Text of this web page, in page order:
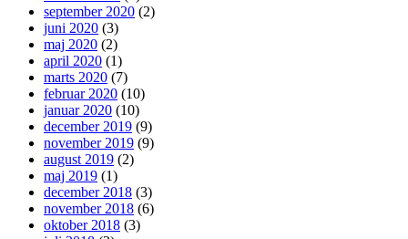
september 2020 (2)
juni 2020 (3)
maj 2020 (2)
april 2020 (1)
marts 2020 (7)
februar 2020 (10)
januar 2020 (10)
december 2019 (9)
november 2019 (9)
august 2019 (2)
maj 2019 (1)
december 2018 (3)
november 2018 (6)
oktober 2018 (3)